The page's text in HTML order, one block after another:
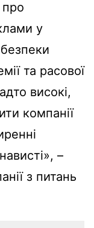
про
у
та расової
високі,
компанії
–
з питань